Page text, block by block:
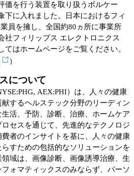
価を行う装置を取り扱うボルケー
下に入れました。日本におけるフィ
員を擁し、全国約80ヵ所に事業所
社フィリップス エレクトロニクス
てはホームページをご覧ください。
）
について
AEX:PHI）は、人々の健康
するヘルステック分野のリーディン
活、予防、診断、治療、ホームケア
セスを通じて、先進的なテクノロジ
者のインサイトを基に、人々の健康
すための包括的なソリューションを
域は、画像診断、画像誘導治療、生
ォマティックスのみならず、パーソ